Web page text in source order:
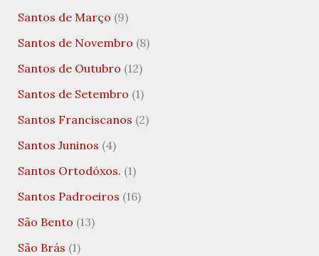
Santos de Março (9)
Santos de Novembro (8)
Santos de Outubro (12)
Santos de Setembro (1)
Santos Franciscanos (2)
Santos Juninos (4)
Santos Ortodóxos. (1)
Santos Padroeiros (16)
São Bento (13)
São Brás (1)